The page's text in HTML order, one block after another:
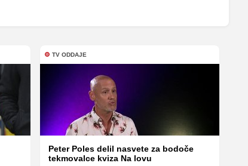
TV ODDAJE
Peter Poles delil nasvete za bodoče
tekmovalce kviza Na lovu